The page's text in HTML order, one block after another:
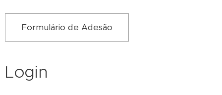
Formulário de Adesão
Login